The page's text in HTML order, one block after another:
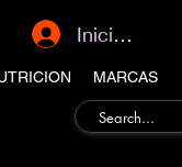
MARCAS
Iniciar sesión